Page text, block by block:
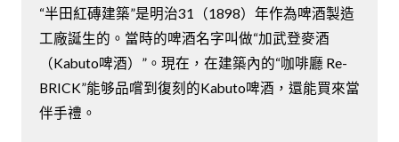
“半田紅磚建築”是明治31（1898）年作為啤酒製造
工廠誕生的。當時的啤酒名字叫做“加武登麥酒
（Kabuto啤酒）”。現在，在建築內的“咖啡廳 Re-
BRICK”能够品嚐到復刻的Kabuto啤酒，還能買來當
伴手禮。